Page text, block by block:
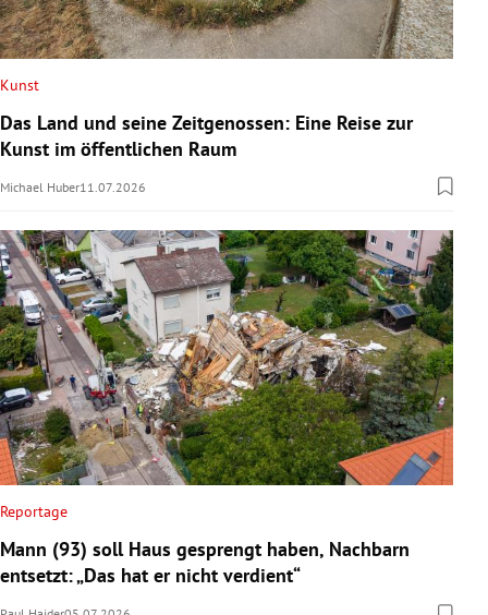
Kunst
Das Land und seine Zeitgenossen: Eine Reise zur
Kunst im öffentlichen Raum
Michael Huber11.07.2026
Reportage
Mann (93) soll Haus gesprengt haben, Nachbarn
entsetzt: „Das hat er nicht verdient“